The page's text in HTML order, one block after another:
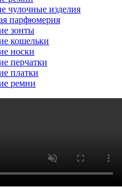
чулочные изделия
парфюмерия
зонты
кошельки
носки
перчатки
платки
ремни